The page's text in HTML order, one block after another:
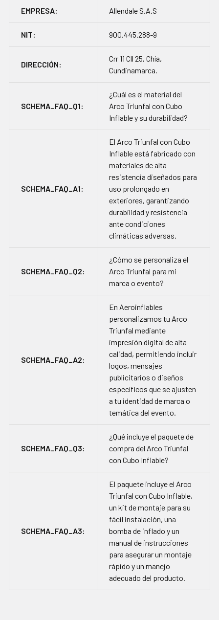
EMPRESA: Allendale S.A.S
NIT: 900.445.288-9
DIRECCIÓN:
Crr 11 Cll 25, Chía,
Cundinamarca.
SCHEMA_FAQ_Q1:
¿Cuál es el material del
Arco Triunfal con Cubo
Inflable y su durabilidad?
SCHEMA_FAQ_A1:
El Arco Triunfal con Cubo
Inflable está fabricado con
materiales de alta
resistencia diseñados para
uso prolongado en
exteriores, garantizando
durabilidad y resistencia
ante condiciones
climáticas adversas.
SCHEMA_FAQ_Q2:
¿Cómo se personaliza el
Arco Triunfal para mi
marca o evento?
SCHEMA_FAQ_A2:
En Aeroinflables
personalizamos tu Arco
Triunfal mediante
impresión digital de alta
calidad, permitiendo incluir
logos, mensajes
publicitarios o diseños
específicos que se ajusten
a tu identidad de marca o
temática del evento.
SCHEMA_FAQ_Q3:
¿Qué incluye el paquete de
compra del Arco Triunfal
con Cubo Inflable?
SCHEMA_FAQ_A3:
El paquete incluye el Arco
Triunfal con Cubo Inflable,
un kit de montaje para su
fácil instalación, una
bomba de inflado y un
manual de instrucciones
para asegurar un montaje
rápido y un manejo
adecuado del producto.